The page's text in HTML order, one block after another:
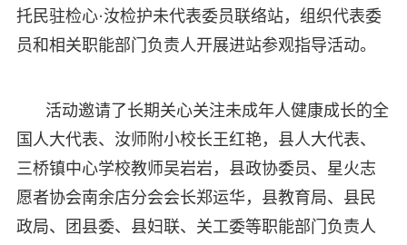
托民驻检心·汝检护未代表委员联络站，组织代表委
员和相关职能部门负责人开展进站参观指导活动。
活动邀请了长期关心关注未成年人健康成长的全
国人大代表、汝师附小校长王红艳，县人大代表、
三桥镇中心学校教师吴岩岩，县政协委员、星火志
愿者协会南余店分会会长郑运华，县教育局、县民
政局、团县委、县妇联、关工委等职能部门负责人